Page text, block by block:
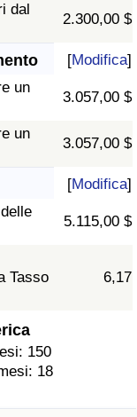
dal
2.300,00 $
[Modifica]
un
3.057,00 $
un
3.057,00 $
[Modifica]
5.115,00 $
Tasso
6,17
150
18